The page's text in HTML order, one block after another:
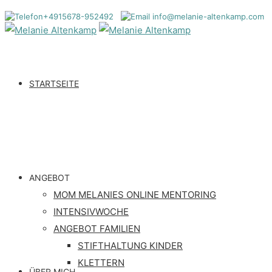
+4915678-952492 info@melanie-altenkamp.com
STARTSEITE
ANGEBOT
MOM MELANIES ONLINE MENTORING
INTENSIVWOCHE
ANGEBOT FAMILIEN
STIFTHALTUNG KINDER
KLETTERN